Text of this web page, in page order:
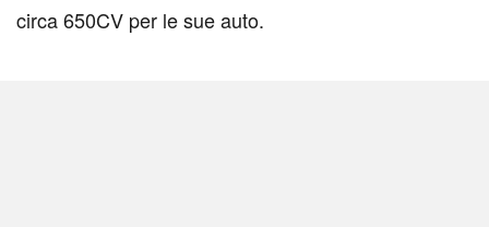
circa 650CV per le sue auto.